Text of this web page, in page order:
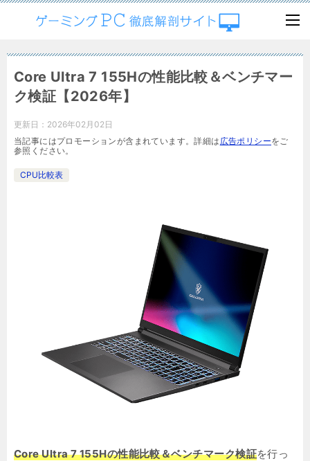
Core Ultra 7 155Hの性能比較＆ベンチマー
ク検証【2026年】
更新日： 2026年02月02日
当記事にはプロモーションが含まれています。詳細は 広告ポリシーをご
参照ください。
CPU比較表
Core Ultra 7 155Hの性能比較＆ベンチマーク検証を行っ